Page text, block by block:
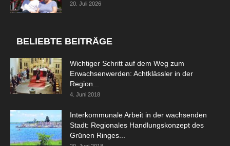
20. Juli 2026
BELIEBTE BEITRÄGE
Wichtiger Schritt auf dem Weg zum
Erwachsenwerden: Achtklässler in der
Region...
4. Juni 2018
Interkommunale Arbeit in der wachsenden
Stadt: Regionales Handlungskonzept des
Grünen Ringes...